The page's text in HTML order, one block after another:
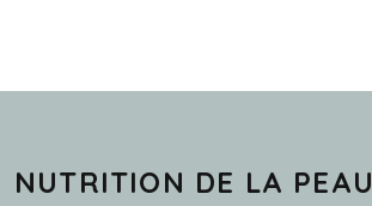
NUTRITION DE LA PEAU